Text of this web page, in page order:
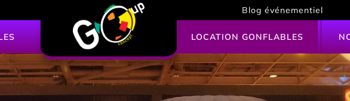
Blog événementiel
LOCATION GONFLABLES